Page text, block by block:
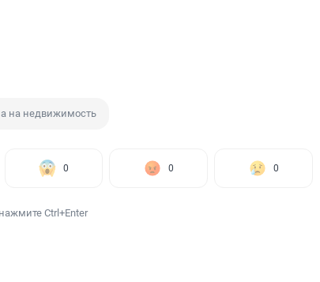
на недвижимость
0 0 0
Ctrl+Enter